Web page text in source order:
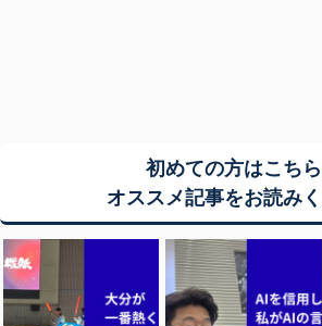
初めての方はこち
オススメ記事をお読み